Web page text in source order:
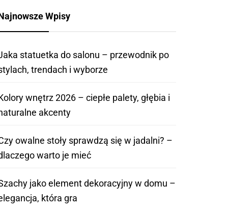
Wpisy
statuetka do salonu – przewodnik po
trendach i wyborze
wnętrz 2026 – ciepłe palety, głębia i
akcenty
owalne stoły sprawdzą się w jadalni? –
warto je mieć
jako element dekoracyjny w domu –
która gra